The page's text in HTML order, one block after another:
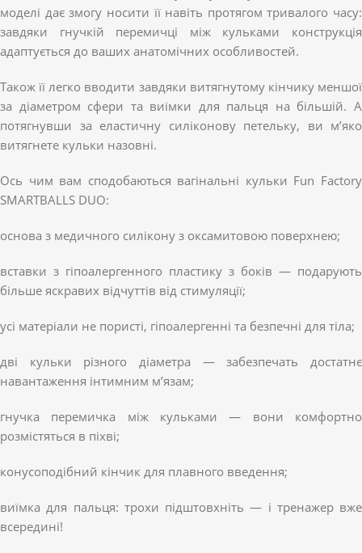
моделі дає змогу носити її навіть протягом тривалого часу:
завдяки гнучкій перемичці між кульками конструкція
адаптується до ваших анатомічних особливостей.
Також її легко вводити завдяки витягнутому кінчику меншої
за діаметром сфери та виїмки для пальця на більшій. А
потягнувши за еластичну силіконову петельку, ви м’яко
витягнете кульки назовні.
Ось чим вам сподобаються вагінальні кульки Fun Factory
SMARTBALLS DUO:
основа з медичного силікону з оксамитовою поверхнею;
вставки з гіпоалергенного пластику з боків — подарують
більше яскравих відчуттів від стимуляції;
усі матеріали не пористі, гіпоалергенні та безпечні для тіла;
дві кульки різного діаметра — забезпечать достатнє
навантаження інтимним м’язам;
гнучка перемичка між кульками — вони комфортно
розмістяться в піхві;
конусоподібний кінчик для плавного введення;
виїмка для пальця: трохи підштовхніть — і тренажер вже
всередині!